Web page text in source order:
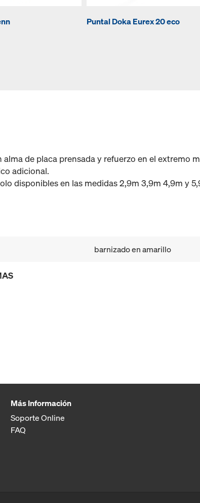
Puntal Doka Eurex 20 eco
de placa prensada y refuerzo en el extremo
adicional.
disponibles en las medidas 2,9m 3,9m 4,9m y
barnizado en amarillo
Más Información
Soporte Online
FAQ